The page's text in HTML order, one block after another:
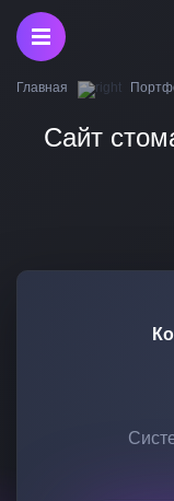
Главная
Сайт